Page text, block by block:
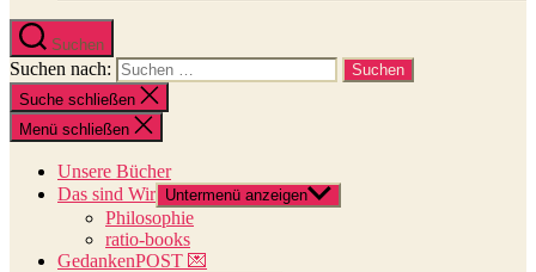
Suchen
Suchen nach:
Suche schließen
Menü schließen
Unsere Bücher
Das sind Wir Untermenü anzeigen
Philosophie
ratio-books
GedankenPOST 💌